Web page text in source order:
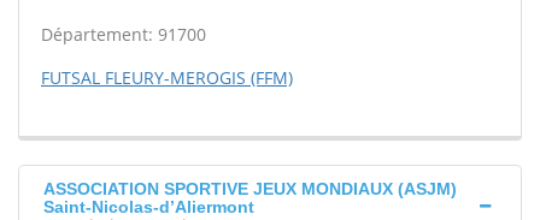
Département: 91700
FUTSAL FLEURY-MEROGIS (FFM)
ASSOCIATION SPORTIVE JEUX MONDIAUX (ASJM)
Saint-Nicolas-d’Aliermont